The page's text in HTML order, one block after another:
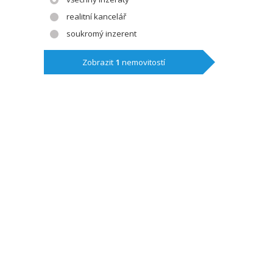
realitní kancelář
soukromý inzerent
Zobrazit 1 nemovitostí